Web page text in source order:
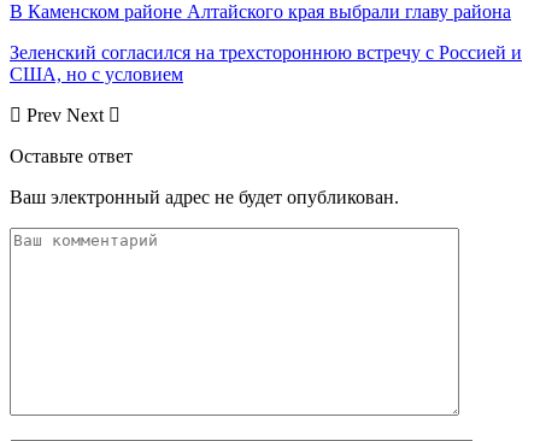
В Каменском районе Алтайского края выбрали главу района
Зеленский согласился на трехстороннюю встречу с Россией и
США, но с условием
Prev Next
Оставьте ответ
Ваш электронный адрес не будет опубликован.